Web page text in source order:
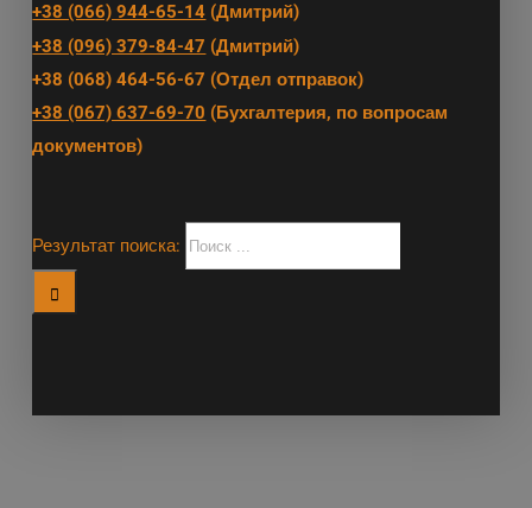
+38 (066) 944-65-14 (Дмитрий)
+38 (096) 379-84-47 (Дмитрий)
+38 (068) 464-56-67 (Отдел отправок)
+38 (067) 637-69-70 (Бухгалтерия, по вопросам
документов)
Результат поиска: